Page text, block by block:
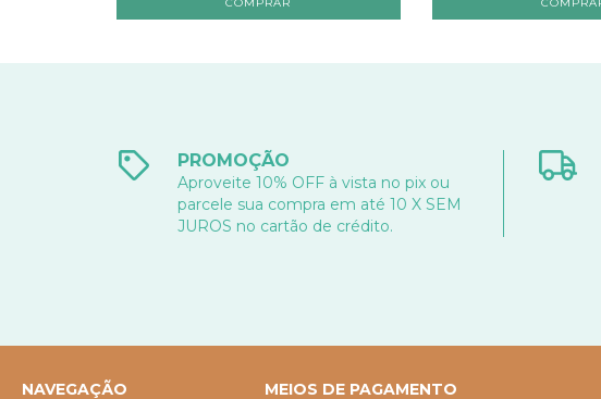
PROMOÇÃO
Aproveite 10% OFF à vista no pix ou
parcele sua compra em até 10 X SEM
JUROS no cartão de crédito.
NAVEGAÇÃO MEIOS DE PAGAMENTO